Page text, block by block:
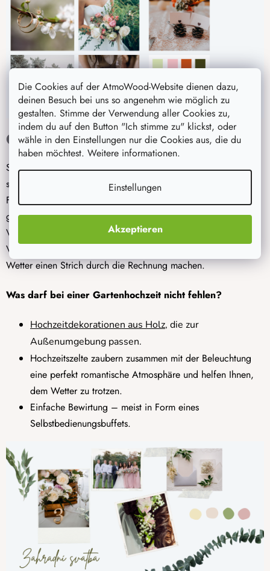
Die Cookies auf der AtmoWood-Website dienen dazu,
deinen Besuch bei uns so angenehm wie möglich zu
gestalten. Stimme der Verwendung aller Cookies zu,
indem du auf den Button "Ich stimme zu" klickst, oder
wähle in den Einstellungen nur die Cookies aus, die du
haben möchtest. Weitere informationen.
Einstellungen
Akzeptieren
Gartenparty mit Freunden
Sie mögen weder große Zeremonien noch formelle Feiern,
sondern bevorzugen stressfreie Unterhaltung mit Ihren
Freunden? Genau dies ermöglicht eine Hochzeit
gewürzt mit einer Prise Fantasie und Romantik. Der große
Vorteil ist, dass Sie viel Geld für die Miete des
Veranstaltungsortes sparen, andererseits kann Ihnen schlechtes
Wetter einen Strich durch die Rechnung machen.
Was darf bei einer Gartenhochzeit nicht fehlen?
Hochzeitdekorationen aus Holz, die zur
Außenumgebung passen.
Hochzeitszelte zaubern zusammen mit der Beleuchtung
eine perfekt romantische Atmosphäre und helfen Ihnen,
dem Wetter zu trotzen.
Einfache Bewirtung – meist in Form eines
Selbstbedienungsbuffets.